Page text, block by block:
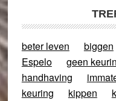
beter leven biggen
Espelo
geen
handhaving
keuring
kippen